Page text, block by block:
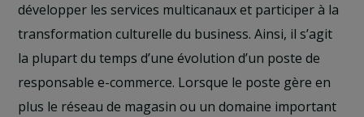
développer les services multicanaux et participer à la
transformation culturelle du business. Ainsi, il s’agit
la plupart du temps d’une évolution d’un poste de
responsable e-commerce. Lorsque le poste gère en
plus le réseau de magasin ou un domaine important